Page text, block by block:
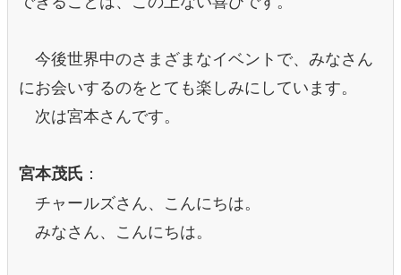
今後世界中のさまざまなイベントで、みなさん
にお会いするのをとても楽しみにしています。
次は宮本さんです。
宮本茂氏 ：
チャールズさん、こんにちは。
みなさん、こんにちは。